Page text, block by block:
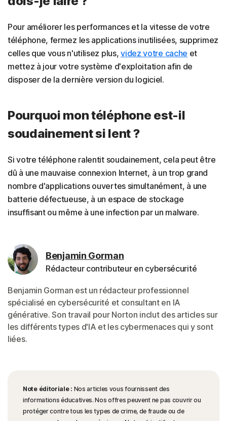
Pour améliorer les performances et la vitesse de votre
téléphone, fermez les applications inutilisées, supprimez
celles que vous n'utilisez plus,videz votre cache et
mettez à jour votre système d'exploitation afin de
disposer de la dernière version du logiciel.
Pourquoi mon téléphone est-il
soudainement si lent ?
Si votre téléphone ralentit soudainement, cela peut être
dû à une mauvaise connexion Internet, à un trop grand
nombre d'applications ouvertes simultanément, à une
batterie défectueuse, à un espace de stockage
insuffisant ou même à une infection par un malware.
Benjamin Gorman
Rédacteur contributeur en cybersécurité
Benjamin Gorman est un rédacteur professionnel
spécialisé en cybersécurité et consultant en IA
générative. Son travail pour Norton inclut des articles sur
les différents types d'IA et les cybermenaces qui y sont
liées.
Note éditoriale : Nos articles vous fournissent des
informations éducatives. Nos offres peuvent ne pas couvrir ou
protéger contre tous les types de crime, de fraude ou de